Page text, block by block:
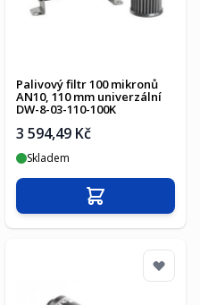
Palivový filtr 100 mikronů
AN10, 110 mm univerzální
DW-8-03-110-100K
3 594,49 Kč
Skladem
Přidat do košíku